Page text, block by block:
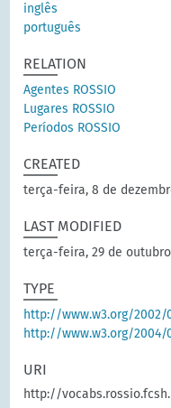
inglês
português
RELATION
Agentes ROSSIO
Lugares ROSSIO
Períodos ROSSIO
CREATED
terça-feira, 8 de
LAST MODIFIED
terça-feira, 29 de outubro
TYPE
http://www.w3.org/2002/
http://www.w3.org/2004/
URI
http://